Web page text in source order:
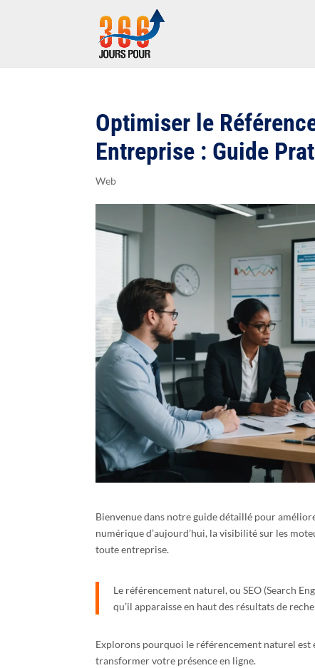
Optimiser le
Entreprise : Guide
Web
Bienvenue dans notre guide détaillé pour
numérique d’aujourd’hui, la visibilité sur les
toute entreprise.
Le référencement naturel, ou SEO (Search
qu’il apparaisse en haut des résultats de
Explorons pourquoi le référencement naturel est
transformer votre présence en ligne.